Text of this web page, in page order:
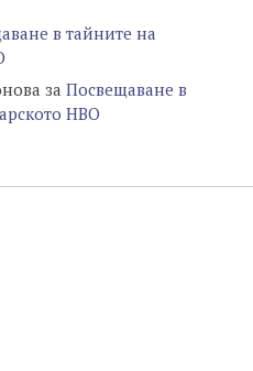
в тайните на
за Посвещаване в
НВО